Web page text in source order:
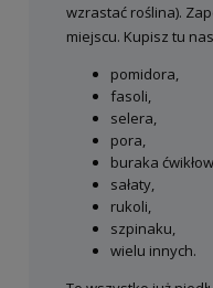
wzrastać roślina).
miejscu. Kupisz tu
pomidora,
fasoli,
selera,
pora,
buraka
sałaty,
rukoli,
szpinaku,
wielu innych.